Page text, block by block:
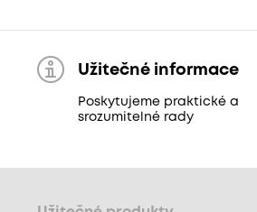
Užitečné informace
Poskytujeme praktické a
srozumitelné rady